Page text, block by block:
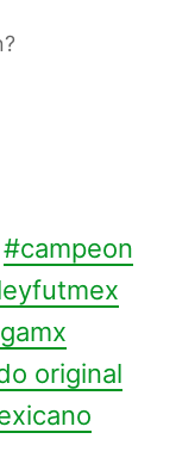
#campeon
original